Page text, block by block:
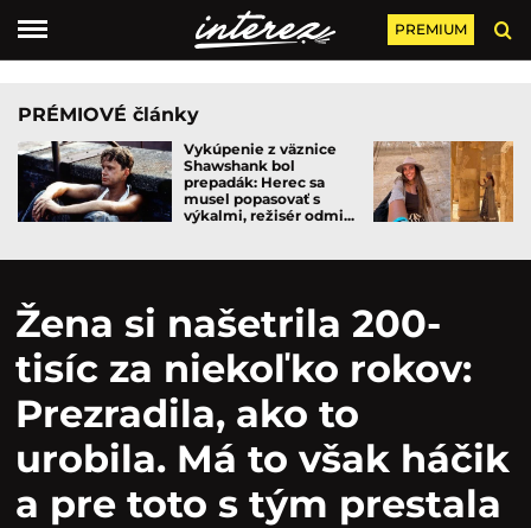
PREMIUM
PRÉMIOVÉ články
Vykúpenie z väznice
Shawshank bol
prepadák: Herec sa
musel popasovať s
výkalmi, režisér odmi...
Žena si našetrila 200-
tisíc za niekoľko rokov:
Prezradila, ako to
urobila. Má to však háčik
a pre toto s tým prestala